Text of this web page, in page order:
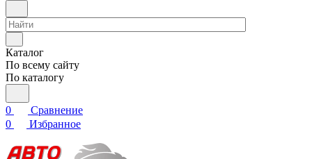
Каталог
По всему сайту
По каталогу
0
Сравнение
0
Избранное